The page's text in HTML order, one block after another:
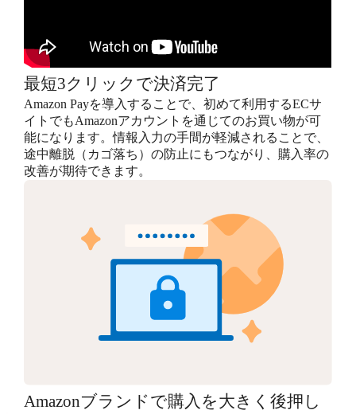
最短3クリックで決済完了
Amazon Payを導入することで、初めて利用するECサ
イトでもAmazonアカウントを通じてのお買い物が可
能になります。情報入力の手間が軽減されることで、
途中離脱（カゴ落ち）の防止にもつながり、購入率の
改善が期待できます。
Amazonブランドで購入を大きく後押し